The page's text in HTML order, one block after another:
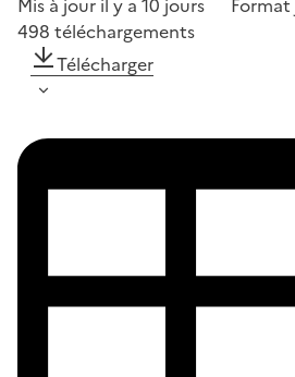
Mis à jour il y a 10 jours Format
498 téléchargements
Télécharger